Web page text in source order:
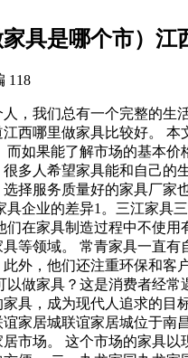
具是哪个市）江
118
，我们总有一个完整的生
西哪里做家具比较好。
而如果能了解市场的基本
多人希望家具能和自己的
择服务质量好的家具厂
具企业的差异1。三江家具
们在家具制造过程中不使
等领域。 常青家具一直
外，他们还注重环保和客
以做家具？这是消费者经
具，成为现代人追求的目
家居城联谊家居城位于南
市场。 这个市场的家具